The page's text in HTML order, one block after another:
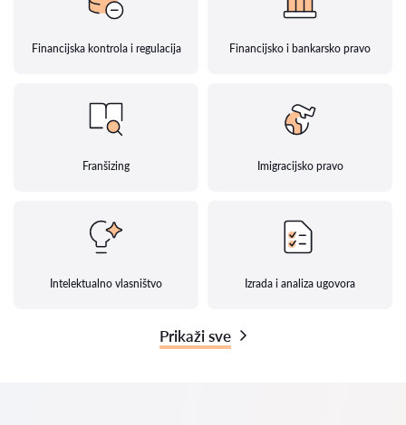
Financijska kontrola i regulacija Financijsko i bankarsko pravo
Franšizing Imigracijsko pravo
Intelektualno vlasništvo Izrada i analiza ugovora
Prikaži sve